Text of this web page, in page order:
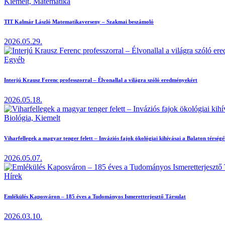
TIT Kalmár László Matematikaverseny – Szakmai beszámoló
2026.05.29.
Egyéb
Interjú Krausz Ferenc professzorral – Élvonallal a világra szóló eredményekért
2026.05.18.
Biológia, Kiemelt
Viharfellegek a magyar tenger felett – Inváziós fajok ökológiai kihívásai a Balaton
2026.05.07.
Hírek
Emlékülés Kaposváron – 185 éves a Tudományos Ismeretterjesztő Társulat
2026.03.10.